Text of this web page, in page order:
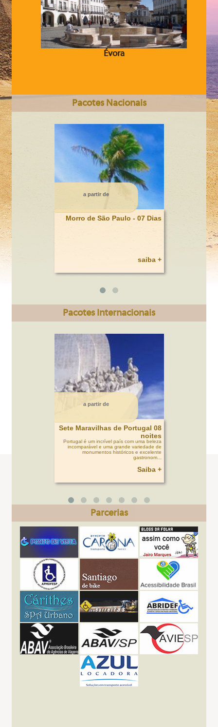
Évora
CIDADE DO CABO Somente Terrestre 6 dias
BAHAMAS / HOTEL ATLANTIS
Pacotes Nacionais
a partir de
Morro de São Paulo - 07 Dias
saiba +
Pacotes Internacionais
a partir de
Sete Maravilhas de Portugal 08
noites
Portugal é um incrível país com uma beleza
incomparável e uma grande variedade de
monumentos históricos e excelente
gastronom...
Saiba +
Parcerias